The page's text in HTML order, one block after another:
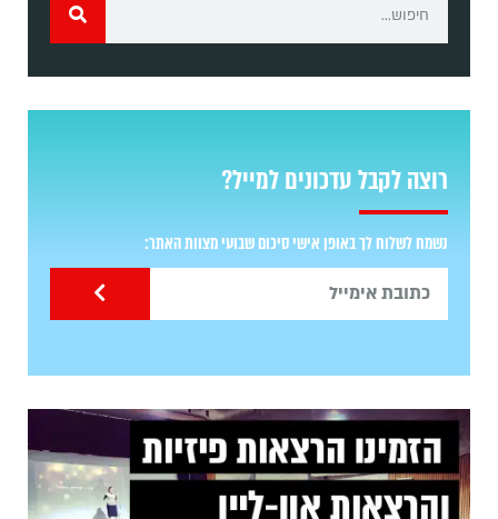
רוצה לקבל עדכונים למייל?
נשמח לשלוח לך באופן אישי סיכום שבועי מצוות האתר: